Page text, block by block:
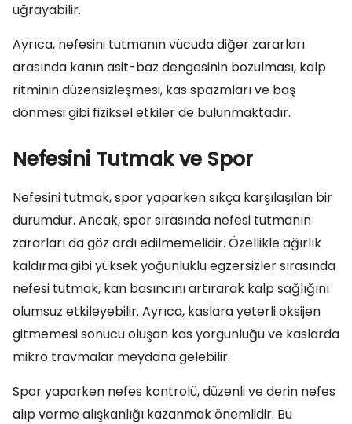
uğrayabilir.
Ayrıca, nefesini tutmanın vücuda diğer zararları
arasında kanın asit-baz dengesinin bozulması, kalp
ritminin düzensizleşmesi, kas spazmları ve baş
dönmesi gibi fiziksel etkiler de bulunmaktadır.
Nefesini Tutmak ve Spor
Nefesini tutmak, spor yaparken sıkça karşılaşılan bir
durumdur. Ancak, spor sırasında nefesi tutmanın
zararları da göz ardı edilmemelidir. Özellikle ağırlık
kaldırma gibi yüksek yoğunluklu egzersizler sırasında
nefesi tutmak, kan basıncını artırarak kalp sağlığını
olumsuz etkileyebilir. Ayrıca, kaslara yeterli oksijen
gitmemesi sonucu oluşan kas yorgunluğu ve kaslarda
mikro travmalar meydana gelebilir.
Spor yaparken nefes kontrolü, düzenli ve derin nefes
alıp verme alışkanlığı kazanmak önemlidir. Bu